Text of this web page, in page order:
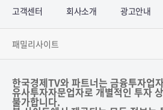
고객센터 회사소개 광고안내
패밀리사이트
한국경제TV와 파트너는 금융투자업
유사투자자문업자로 개별적인 투자
불가합니다.